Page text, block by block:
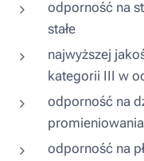
odporność na
stałe
najwyższej
kategorii III w
odporność na
odporność na